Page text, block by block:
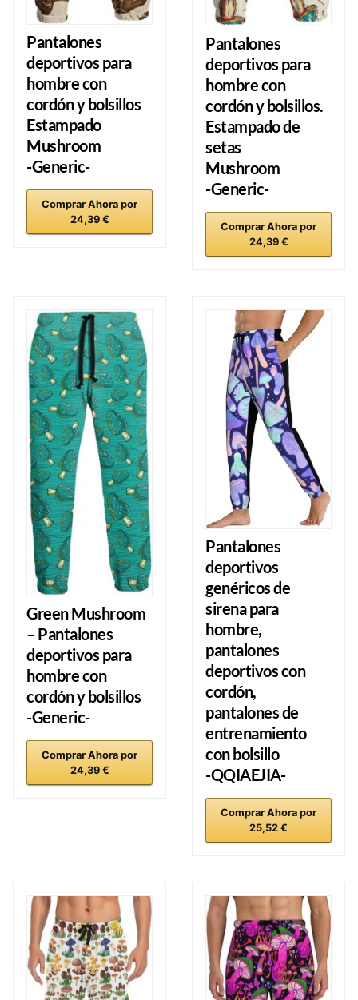
Pantalones
deportivos para
hombre con
cordón y bolsillos
Estampado
Mushroom
-Generic-
Comprar Ahora por
24,39 €
Pantalones
deportivos para
hombre con
cordón y bolsillos.
Estampado de
setas
Mushroom
-Generic-
Comprar Ahora por
24,39 €
Green Mushroom
– Pantalones
deportivos para
hombre con
cordón y bolsillos
-Generic-
Comprar Ahora por
24,39 €
Pantalones
deportivos
genéricos de
sirena para
hombre,
pantalones
deportivos con
cordón,
pantalones de
entrenamiento
con bolsillo
-QQIAEJIA-
Comprar Ahora por
25,52 €